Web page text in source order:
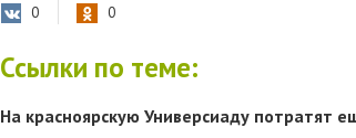
0 0
Ссылки по теме:
На красноярскую Универсиаду потратят